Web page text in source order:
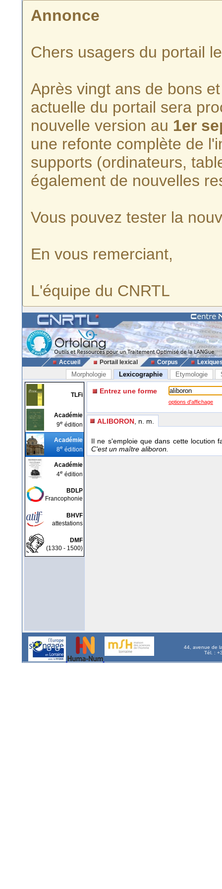
Annonce
Chers usagers du portail
Après vingt ans de bons
actuelle du portail sera
nouvelle version au 1er
une refonte complète de
supports (ordinateurs,
également de nouvelles
Vous pouvez tester la
En vous remerciant,
L'équipe du CNRTL
Accueil Portail lexical Corpus
Morphologie Lexicographie Etymologie
TLFi
Académie
9e édition
Académie
8e édition
Académie
4e édition
BDLP
Francophonie
BHVF
attestations
DMF
(1330 - 1500)
Entrez une forme
options d'affichage
ALIBORON , n. m.
Il ne s'emploie que dans cette locution
C'est un maître aliboron.
44, avenue de
Tél. :